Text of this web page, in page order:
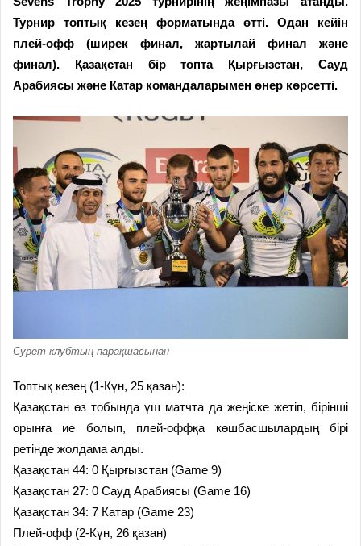
Турнир топтық кезең форматында өтті. Одан кейін
плей-офф (ширек финал, жартылай финал және
финал). Қазақстан бір топта Қырғызстан, Сауд
Арабиясы және Катар командаларымен өнер көрсетті.
Сурет клубтың парақшасынан
Топтық кезең (1-Күн, 25 қазан):
Қазақстан өз тобында үш матчта да жеңіске жетіп, бірінші
орынға ие болып, плей-оффқа көшбасшылардың бірі
ретінде жолдама алды.
Қазақстан 44: 0 Қырғызстан (Game 9)
Қазақстан 27: 0 Сауд Арабиясы (Game 16)
Қазақстан 34: 7 Катар (Game 23)
Плей-офф (2-Күн, 26 қазан)